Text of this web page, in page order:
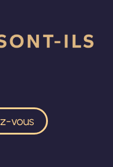
vous